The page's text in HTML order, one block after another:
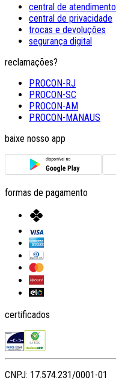
central de atendimento
central de privacidade
trocas e devoluções
segurança digital
reclamações?
PROCON-RJ
PROCON-SC
PROCON-AM
PROCON-MANAUS
baixe nosso app
formas de pagamento
certificados
CNPJ: 17.574.231/0001-01